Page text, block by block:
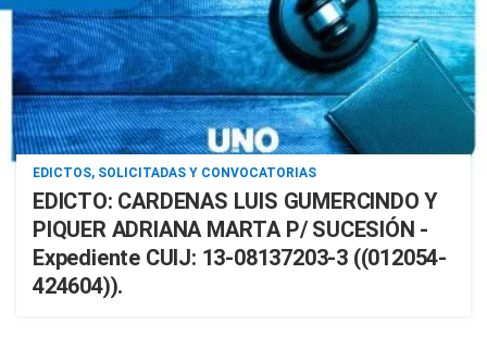
EDICTOS, SOLICITADAS Y CONVOCATORIAS
EDICTO: CARDENAS LUIS GUMERCINDO Y
PIQUER ADRIANA MARTA P/ SUCESIÓN -
Expediente CUIJ: 13-08137203-3 ((012054-
424604)).